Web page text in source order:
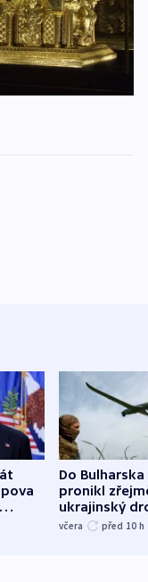
Do Bulharska
pronikl
ukrajinský
explodoval
včera před 10 h